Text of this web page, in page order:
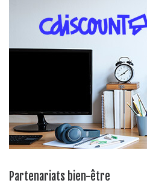
Partenariats bien-être